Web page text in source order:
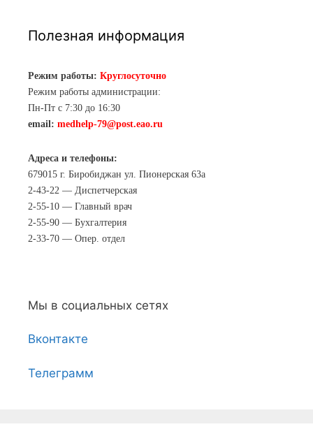
Полезная информация
Режим работы: Круглосуточно
Режим работы администрации:
Пн-Пт с 7:30 до 16:30
email: medhelp-79@post.eao.ru
Адреса и телефоны:
679015 г. Биробиджан ул. Пионерская 63а
2-43-22 — Диспетчерская
2-55-10 — Главный врач
2-55-90 — Бухгалтерия
2-33-70 — Опер. отдел
Мы в социальных сетях
Вконтакте
Телеграмм